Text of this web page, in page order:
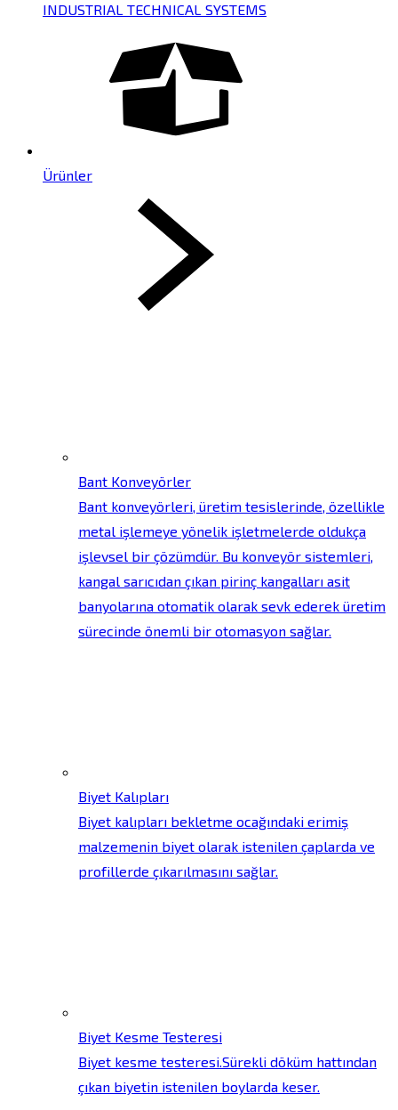
INDUSTRIAL TECHNICAL SYSTEMS
Ürünler
Bant Konveyörler
Bant konveyörleri, üretim tesislerinde, özellikle
metal işlemeye yönelik işletmelerde oldukça
işlevsel bir çözümdür. Bu konveyör sistemleri,
kangal sarıcıdan çıkan pirinç kangalları asit
banyolarına otomatik olarak sevk ederek üretim
sürecinde önemli bir otomasyon sağlar.
Biyet Kalıpları
Biyet kalıpları bekletme ocağındaki erimiş
malzemenin biyet olarak istenilen çaplarda ve
profillerde çıkarılmasını sağlar.
Biyet Kesme Testeresi
Biyet kesme testeresi.Sürekli döküm hattından
çıkan biyetin istenilen boylarda keser.